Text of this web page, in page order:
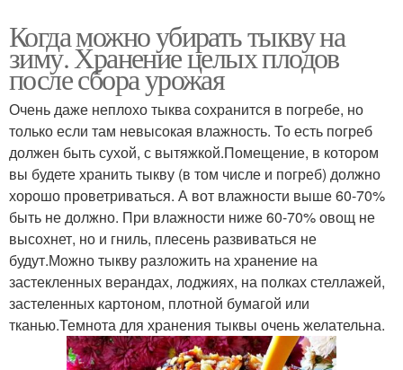
Когда можно убирать тыкву на
зиму. Хранение целых плодов
после сбора урожая
Очень даже неплохо тыква сохранится в погребе, но
только если там невысокая влажность. То есть погреб
должен быть сухой, с вытяжкой.Помещение, в котором
вы будете хранить тыкву (в том числе и погреб) должно
хорошо проветриваться. А вот влажности выше 60-70%
быть не должно. При влажности ниже 60-70% овощ не
высохнет, но и гниль, плесень развиваться не
будут.Можно тыкву разложить на хранение на
застекленных верандах, лоджиях, на полках стеллажей,
застеленных картоном, плотной бумагой или
тканью.Темнота для хранения тыквы очень желательна.